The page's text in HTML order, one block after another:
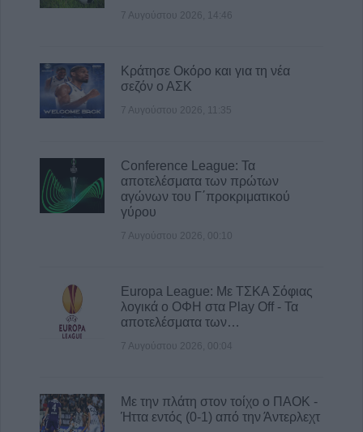
7 Αυγούστου 2026, 14:46
Κράτησε Οκόρο και για τη νέα
σεζόν ο ΑΣΚ
7 Αυγούστου 2026, 11:35
Conference League: Τα
αποτελέσματα των πρώτων
αγώνων του Γ΄προκριματικού
γύρου
7 Αυγούστου 2026, 00:10
Europa League: Με ΤΣΚΑ Σόφιας
λογικά ο ΟΦΗ στα Play Off - Τα
αποτελέσματα των…
7 Αυγούστου 2026, 00:04
Με την πλάτη στον τοίχο ο ΠΑΟΚ -
Ήττα εντός (0-1) από την Άντερλεχτ